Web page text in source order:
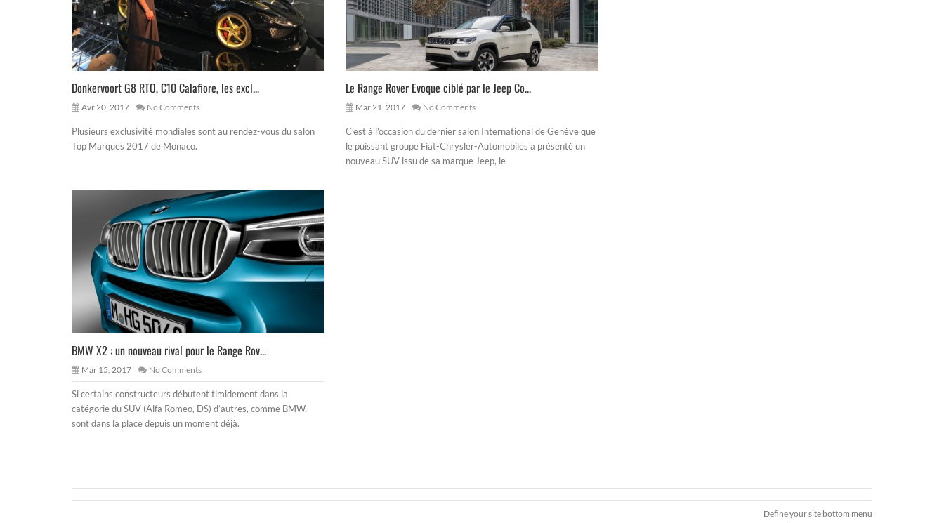
Donkervoort G8 RTO, C10 Calafiore, les excl...
Avr 20, 2017 No Comments
Plusieurs exclusivité mondiales sont au rendez-vous du salon
Top Marques 2017 de Monaco.
Le Range Rover Evoque ciblé par le Jeep Co...
Mar 21, 2017 No Comments
C’est à l’occasion du dernier salon International de Genève que
le puissant groupe Fiat-Chrysler-Automobiles a présenté un
nouveau SUV issu de sa marque Jeep, le
BMW X2 : un nouveau rival pour le Range Rov...
Mar 15, 2017 No Comments
Si certains constructeurs débutent timidement dans la
catégorie du SUV (Alfa Romeo, DS) d’autres, comme BMW,
sont dans la place depuis un moment déjà.
Define your site bottom menu